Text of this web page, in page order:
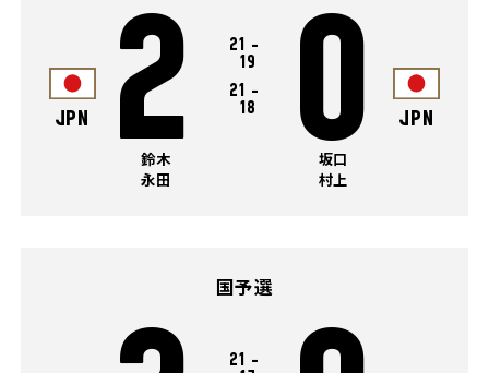
JPN 2 21 -
19
21 -
18
0 JPN
鈴木
永田
坂口
村上
国予選
21 -